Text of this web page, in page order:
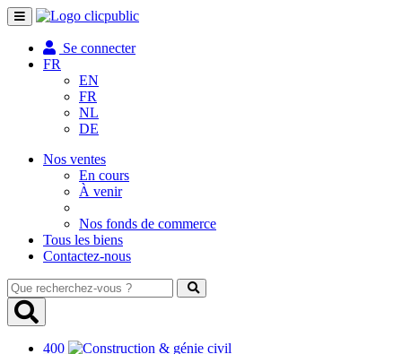
Toggle
navigation
Se connecter
FR
EN
FR
NL
DE
Nos ventes
En cours
À venir
Nos fonds de commerce
Tous les biens
Contactez-nous
Que
recherchez-
vous
400